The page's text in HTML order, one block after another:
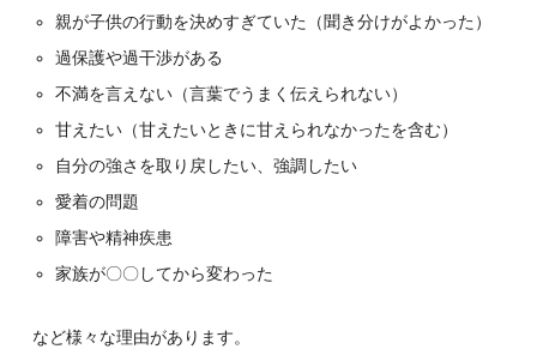
親が子供の行動を決めすぎていた（聞き分けがよかった）
過保護や過干渉がある
不満を言えない（言葉でうまく伝えられない）
甘えたい（甘えたいときに甘えられなかったを含む）
自分の強さを取り戻したい、強調したい
愛着の問題
障害や精神疾患
家族が〇〇してから変わった
など様々な理由があります。